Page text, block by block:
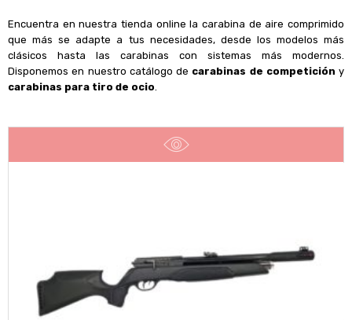
Encuentra en nuestra tienda online la carabina de aire comprimido
que más se adapte a tus necesidades, desde los modelos más
clásicos hasta las carabinas con sistemas más modernos.
Disponemos en nuestro catálogo de carabinas de competición y
carabinas para tiro de ocio.